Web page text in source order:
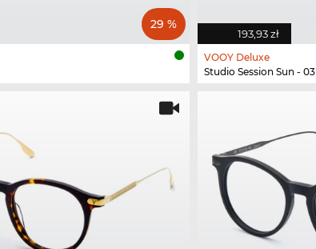
29 %
193,93 zł
VOOY Deluxe
Studio Session Sun - 03